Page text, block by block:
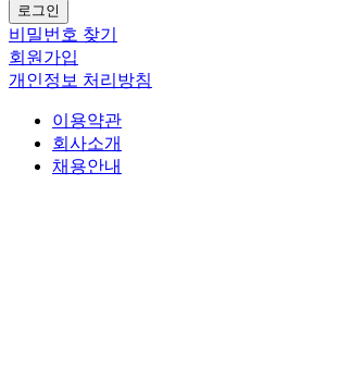
로그인
비밀번호 찾기
회원가입
개인정보 처리방침
이용약관
회사소개
채용안내